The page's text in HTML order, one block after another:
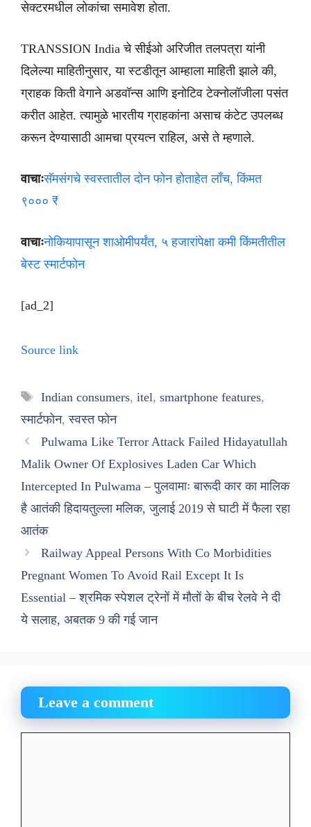
सेक्टरमधील लोकांचा समावेश होता.
TRANSSION India चे सीईओ अरिजीत तलपत्रा यांनी
दिलेल्या माहितीनुसार, या स्टडीतून आम्हाला माहिती झाले की,
ग्राहक किती वेगाने अडवॉन्स आणि इनोटिव टेक्नोलॉजीला पसंत
करीत आहेत. त्यामुळे भारतीय ग्राहकांना असाच कंटेट उपलब्ध
करून देण्यासाठी आमचा प्रयत्न राहिल, असे ते म्हणाले.
वाचाःसॅमसंगचे स्वस्तातील दोन फोन होताहेत लाँच, किंमत
९००० ₹
वाचाःनोकियापासून शाओमीपर्यंत, ५ हजारांपेक्षा कमी किंमतीतील
बेस्ट स्मार्टफोन
[ad_2]
Source link
Tags
Indian consumers, itel, smartphone features,
स्मार्टफोन,स्वस्त फोन
Pulwama Like Terror Attack Failed Hidayatullah
Malik Owner Of Explosives Laden Car Which
Intercepted In Pulwama – पुलवामाः बारूदी कार का मालिक
है आतंकी हिदायतुल्ला मलिक, जुलाई 2019 से घाटी में फैला रहा
आतंक
Railway Appeal Persons With Co Morbidities
Pregnant Women To Avoid Rail Except It Is
Essential – श्रमिक स्पेशल ट्रेनों में मौतों के बीच रेलवे ने दी
ये सलाह, अबतक 9 की गई जान
Leave a comment